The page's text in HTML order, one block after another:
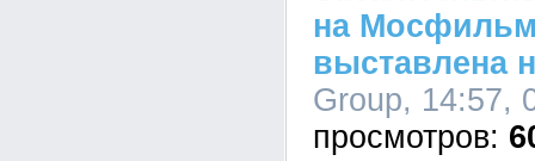
на
выставлена
Group, 14:57,